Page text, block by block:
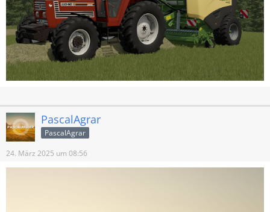
PascalAgrar
PascalAgrar
24. März 2025 um 08:56